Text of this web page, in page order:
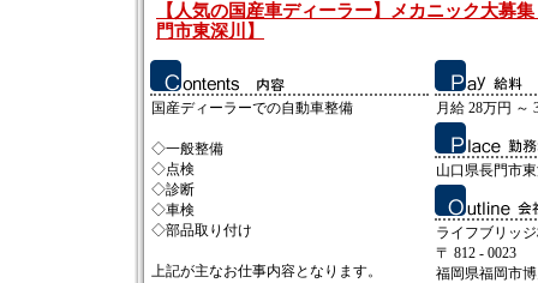
【人気の国産車ディーラー】メカニック大募
門市東深川】
国産ディーラーでの自動車整備
◇一般整備
◇点検
◇診断
◇車検
◇部品取り付け
上記が主なお仕事内容となります。
月給 28万円 ～
山口県長門市
ライフブリッ
〒 812 - 0023
福岡県福岡市